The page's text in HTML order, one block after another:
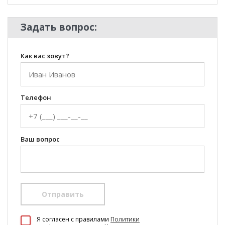
Задать вопрос:
Как вас зовут?
Телефон
Ваш вопрос
Отправить
Я согласен c правилами Политики